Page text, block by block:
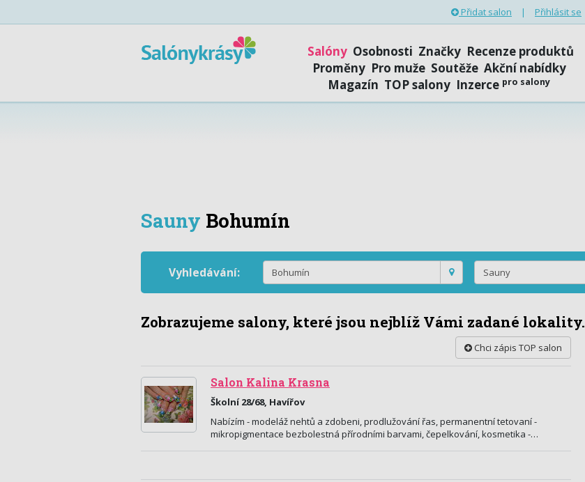
Přidat salon | Přihlásit se
Salóny Osobnosti Značky Recenze produktů
Proměny Pro muže Soutěže Akční nabídky
Magazín TOP salony Inzerce pro salony
Sauny Bohumín
Vyhledávání:
Zobrazujeme salony, které jsou nejblíž Vámi zadané lokality.
Chci zápis TOP salon
Salon Kalina Krasna
Školní 28/68, Havířov
Nabízím - modeláž nehtů a zdobeni, prodlužování řas, permanentní tetovaní -
mikropigmentace bezbolestná přírodními barvami, čepelkování, kosmetika -…